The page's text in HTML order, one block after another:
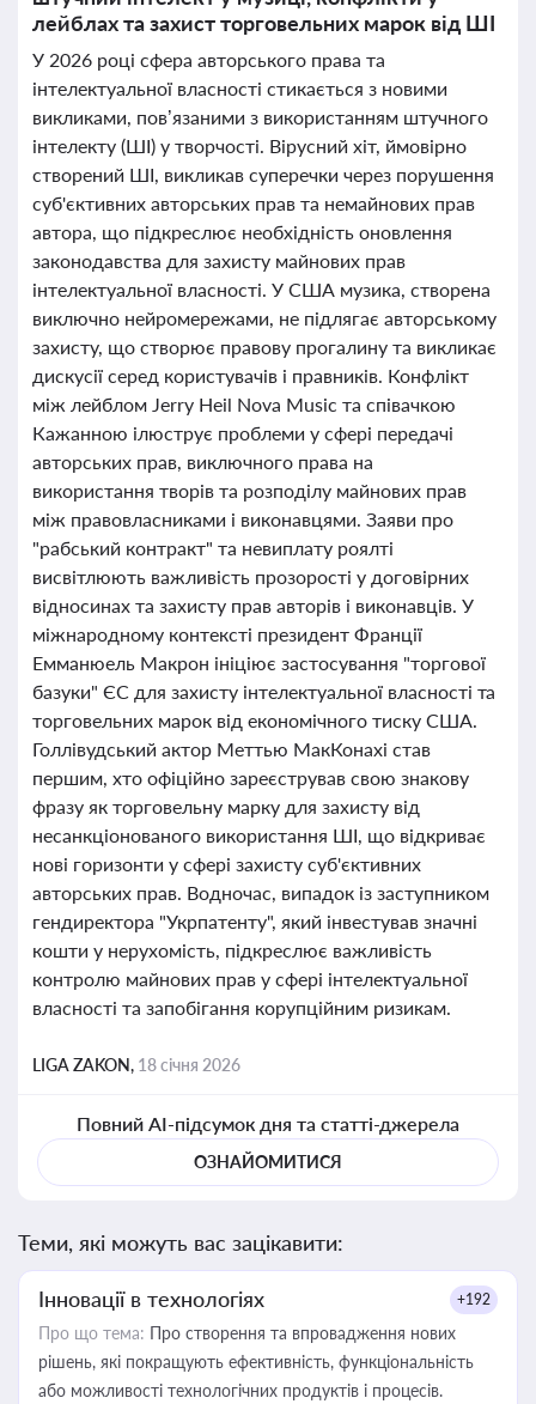
лейблах та захист торговельних марок від ШІ
У 2026 році сфера авторського права та
інтелектуальної власності стикається з новими
викликами, пов’язаними з використанням штучного
інтелекту (ШІ) у творчості. Вірусний хіт, ймовірно
створений ШІ, викликав суперечки через порушення
суб'єктивних авторських прав та немайнових прав
автора, що підкреслює необхідність оновлення
законодавства для захисту майнових прав
інтелектуальної власності. У США музика, створена
виключно нейромережами, не підлягає авторському
захисту, що створює правову прогалину та викликає
дискусії серед користувачів і правників. Конфлікт
між лейблом Jerry Heil Nova Music та співачкою
Кажанною ілюструє проблеми у сфері передачі
авторських прав, виключного права на
використання творів та розподілу майнових прав
між правовласниками і виконавцями. Заяви про
"рабський контракт" та невиплату роялті
висвітлюють важливість прозорості у договірних
відносинах та захисту прав авторів і виконавців. У
міжнародному контексті президент Франції
Емманюель Макрон ініціює застосування "торгової
базуки" ЄС для захисту інтелектуальної власності та
торговельних марок від економічного тиску США.
Голлівудський актор Меттью МакКонахі став
першим, хто офіційно зареєстрував свою знакову
фразу як торговельну марку для захисту від
несанкціонованого використання ШІ, що відкриває
нові горизонти у сфері захисту суб'єктивних
авторських прав. Водночас, випадок із заступником
гендиректора "Укрпатенту", який інвестував значні
кошти у нерухомість, підкреслює важливість
контролю майнових прав у сфері інтелектуальної
власності та запобігання корупційним ризикам.
LIGA ZAKON, 18 січня 2026
Повний AI-підсумок дня та статті-джерела
ОЗНАЙОМИТИСЯ
Теми, які можуть вас зацікавити:
Інновації в технологіях +192
Про що тема: Про створення та впровадження нових
рішень, які покращують ефективність, функціональність
або можливості технологічних продуктів і процесів.